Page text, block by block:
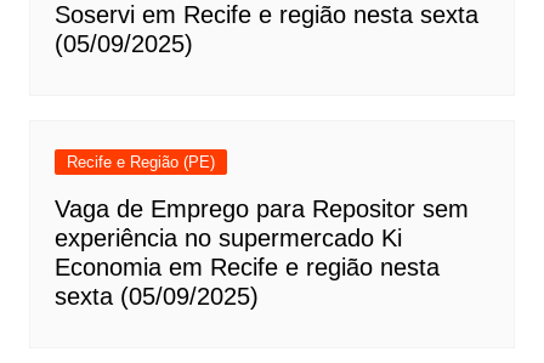
Soservi em Recife e região nesta sexta
(05/09/2025)
Recife e Região (PE)
Vaga de Emprego para Repositor sem
experiência no supermercado Ki
Economia em Recife e região nesta
sexta (05/09/2025)